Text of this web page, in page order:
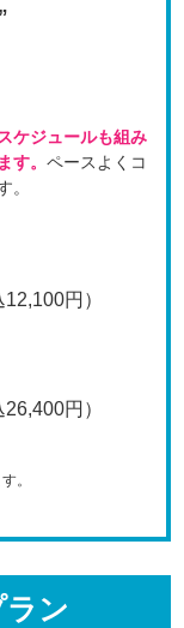
ケジュールも組み
す。 ペースよくコ
。
12,100円）
26,400円）
。
ン